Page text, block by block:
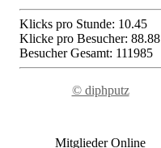
Klicks pro Stunde: 10.45
Klicke pro Besucher: 88.88
Besucher Gesamt: 111985
© diphputz
Mitglieder Online